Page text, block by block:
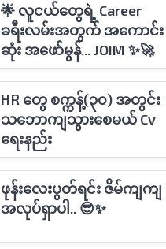
🌟 လူငယ်တွေရဲ့ Career
ခရီးလမ်းအတွက် အကောင်း
ဆုံး အဖော်မွန်... JOIM ✨🚀
HR တွေ စက္ကန့်(၃၀) အတွင်း
သဘောကျသွားစေမယ် Cv
ရေးနည်း
ဖုန်းလေးပွတ်ရင်း ဇိမ်ကျကျ
အလုပ်ရှာပါ.. 😎✨